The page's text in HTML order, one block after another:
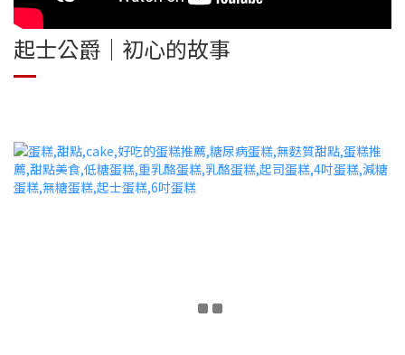
起士公爵｜初心的故事